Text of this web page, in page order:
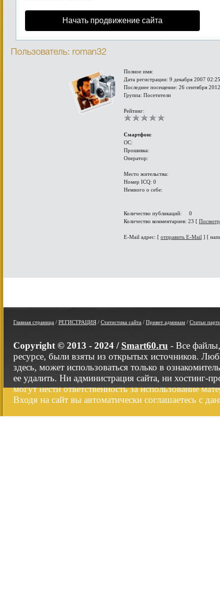
Начать продвижение сайта
Пользователь: roman32
Полное имя:
Дата регистрации: 9 декабря 2007 02:25
Последнее посещение: 26 сентября
Группа: Посетители
Рейтинг:
Смартфон:
ОС:
Прошивка:
Оператор:
Место жительства:
Номер ICQ: 0
Немного о себе:
Количество публикаций: 0
Количество комментариев: 23 [
E-Mail адрес: [ отправить E-Mail ] [
Главная страница / РЕГИСТРАЦИЯ / Статистика сайта / Привет админам / Статьи
Copyright © 2013 - 2024 / Smart60.ru - Все
ресурсе, были взяты из открытых источников.
здесь, может использоваться только в
ее удалить. Ни администрация сайта, ни хостинг-
могут нести ответственность за использование
Входя на сайт вы автоматически соглашаетесь с